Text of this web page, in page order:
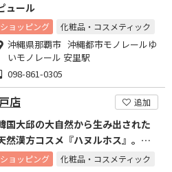
ュール
ショッピング 化粧品・コスメティック
沖縄県那覇市 沖縄都市モノレールゆ
いモノレール 安里駅
098-861-0305
店 追加
国大邱の大自然から生み出された
然漢方コスメ『ハヌルホス』。天
地の恵みをご体験ください
ショッピング 化粧品・コスメティック